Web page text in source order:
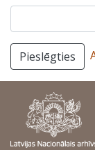
Pieslēgties